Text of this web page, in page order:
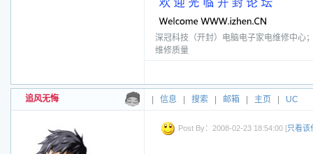
深冠科技（开封）电脑电子家电维修中心
维修质量
追风无悔 信息 搜索 邮箱 主页 UC
Post By：2008-02-23 18:54:00 [只看该